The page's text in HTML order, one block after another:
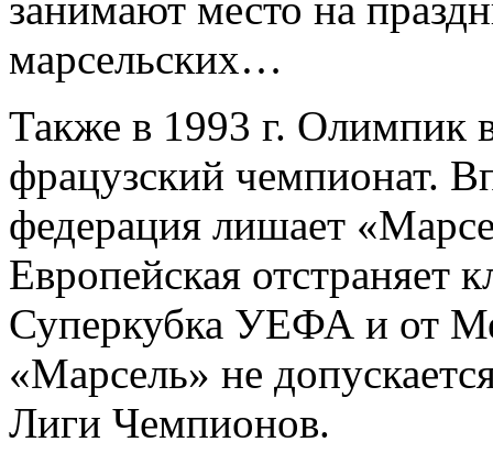
марсельских…
Также в 1993 г. Олимпик
фрацузский чемпионат.
федерация лишает
Европейская отстраняет
Суперкубка УЕФА и от
«Марсель» не
Лиги Чемпионов.